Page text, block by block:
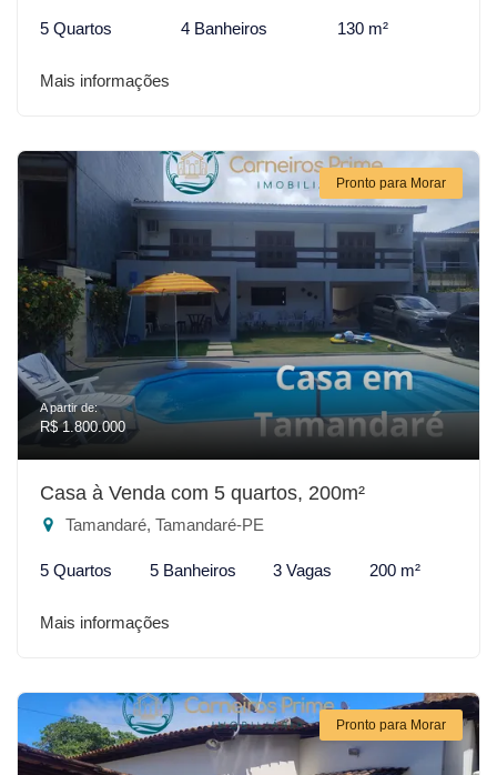
5 Quartos 4 Banheiros 130 m²
Mais informações
Pronto para Morar
A partir de:
R$ 1.800.000
Casa à Venda com 5 quartos, 200m²
Tamandaré, Tamandaré-PE
5 Quartos 5 Banheiros 3 Vagas 200 m²
Mais informações
Pronto para Morar